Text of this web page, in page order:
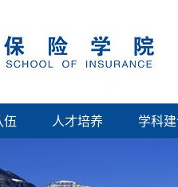
伍 人才培养 学科